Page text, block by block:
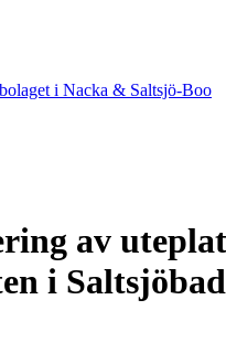
i Nacka & Saltsjö-Boo
av
i